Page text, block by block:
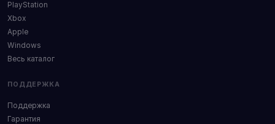
PlayStation
Xbox
Apple
Windows
Весь каталог
ПОДДЕРЖКА
Поддержка
Гарантия